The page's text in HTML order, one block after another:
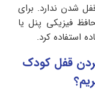
شدن ندارد. برای
فیزیکی پنل یا
استفاده کرد.
قفل کودک